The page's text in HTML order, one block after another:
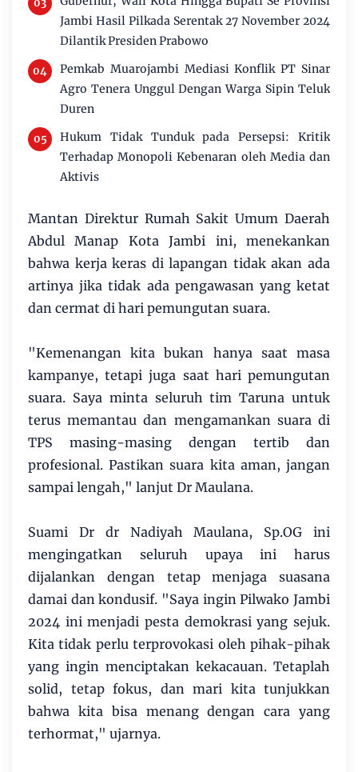
Jambi Hasil Pilkada Serentak 27 November 2024
Dilantik Presiden Prabowo
Pemkab Muarojambi Mediasi Konflik PT Sinar
Agro Tenera Unggul Dengan Warga Sipin Teluk
Duren
Hukum Tidak Tunduk pada Persepsi: Kritik
Terhadap Monopoli Kebenaran oleh Media dan
Aktivis
Mantan Direktur Rumah Sakit Umum Daerah
Abdul Manap Kota Jambi ini, menekankan
bahwa kerja keras di lapangan tidak akan ada
artinya jika tidak ada pengawasan yang ketat
dan cermat di hari pemungutan suara.
"Kemenangan kita bukan hanya saat masa
kampanye, tetapi juga saat hari pemungutan
suara. Saya minta seluruh tim Taruna untuk
terus memantau dan mengamankan suara di
TPS masing-masing dengan tertib dan
profesional. Pastikan suara kita aman, jangan
sampai lengah," lanjut Dr Maulana.
Suami Dr dr Nadiyah Maulana, Sp.OG ini
mengingatkan seluruh upaya ini harus
dijalankan dengan tetap menjaga suasana
damai dan kondusif. "Saya ingin Pilwako Jambi
2024 ini menjadi pesta demokrasi yang sejuk.
Kita tidak perlu terprovokasi oleh pihak-pihak
yang ingin menciptakan kekacauan. Tetaplah
solid, tetap fokus, dan mari kita tunjukkan
bahwa kita bisa menang dengan cara yang
terhormat," ujarnya.